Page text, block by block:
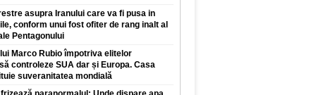
asupra Iranului care va fi pusa in
conform unui fost ofiter de rang inalt al
Pentagonului
Marco Rubio împotriva elitelor
controleze SUA dar și Europa. Casa
suveranitatea mondială